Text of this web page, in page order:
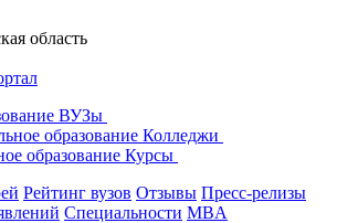
область
ВУЗы
образование Колледжи
образование Курсы
Рейтинг вузов Отзывы Пресс-релизы
Специальности MBA